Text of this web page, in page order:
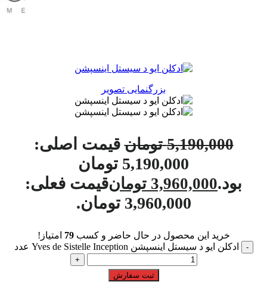
بزرگنمایی تصویر
5,190,000 تومان قیمت اصلی:
5,190,000 تومان
بود.3,960,000 تومانقیمت فعلی:
3,960,000 تومان.
خرید این محصول در حال حاضر و کسب79 امتیاز!
ادکلن ایو د سیستل اینسپشن Yves de Sistelle Inception عدد
ثبت سفارش